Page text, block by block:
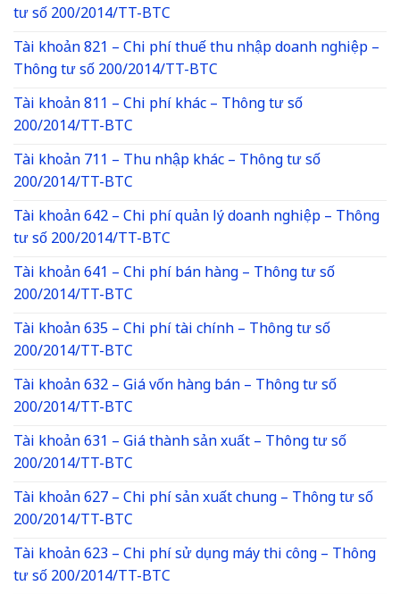
tư số 200/2014/TT-BTC
Tài khoản 821 – Chi phí thuế thu nhập doanh nghiệp –
Thông tư số 200/2014/TT-BTC
Tài khoản 811 – Chi phí khác – Thông tư số
200/2014/TT-BTC
Tài khoản 711 – Thu nhập khác – Thông tư số
200/2014/TT-BTC
Tài khoản 642 – Chi phí quản lý doanh nghiệp – Thông
tư số 200/2014/TT-BTC
Tài khoản 641 – Chi phí bán hàng – Thông tư số
200/2014/TT-BTC
Tài khoản 635 – Chi phí tài chính – Thông tư số
200/2014/TT-BTC
Tài khoản 632 – Giá vốn hàng bán – Thông tư số
200/2014/TT-BTC
Tài khoản 631 – Giá thành sản xuất – Thông tư số
200/2014/TT-BTC
Tài khoản 627 – Chi phí sản xuất chung – Thông tư số
200/2014/TT-BTC
Tài khoản 623 – Chi phí sử dụng máy thi công – Thông
tư số 200/2014/TT-BTC